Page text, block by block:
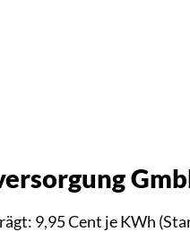
9,95 Cent je KWh